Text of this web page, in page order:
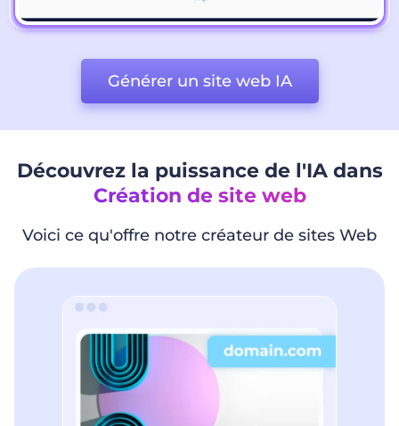
Générer un site web IA
Découvrez la puissance de l'IA dans
Création de site web
Voici ce qu'offre notre créateur de sites Web